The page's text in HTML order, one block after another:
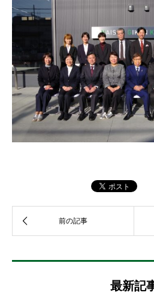
最新記